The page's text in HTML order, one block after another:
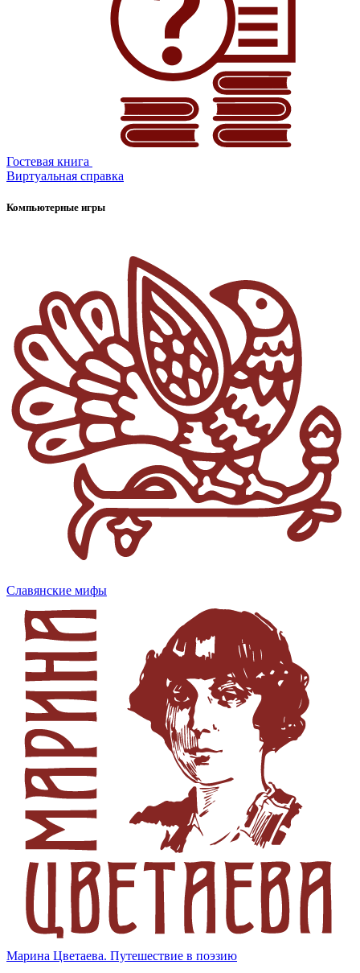
Гостевая книга
Виртуальная справка
Компьютерные игры
Славянские мифы
Марина Цветаева. Путешествие в поэзию